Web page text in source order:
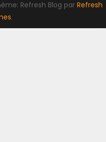
Refresh Blog par Refresh
.